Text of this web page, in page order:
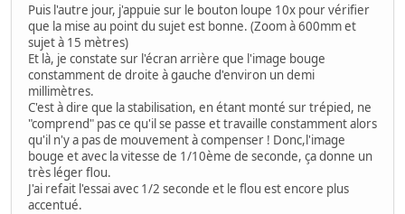
Puis l'autre jour, j'appuie sur le bouton loupe 10x pour vérifier
que la mise au point du sujet est bonne. (Zoom à 600mm et
sujet à 15 mètres)
Et là, je constate sur l'écran arrière que l'image bouge
constamment de droite à gauche d'environ un demi
millimètres.
C'est à dire que la stabilisation, en étant monté sur trépied, ne
"comprend" pas ce qu'il se passe et travaille constamment alors
qu'il n'y a pas de mouvement à compenser ! Donc,l'image
bouge et avec la vitesse de 1/10ème de seconde, ça donne un
très léger flou.
J'ai refait l'essai avec 1/2 seconde et le flou est encore plus
accentué.